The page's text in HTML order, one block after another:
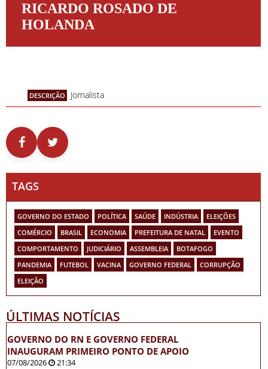
RICARDO ROSADO DE
HOLANDA
DESCRIÇÃO Jornalista
TAGS
GOVERNO DO ESTADO POLÍTICA SAÚDE INDÚSTRIA
ELEIÇÕES
COMÉRCIO
BRASIL ECONOMIA PREFEITURA DE NATAL
EVENTO
COMPORTAMENTO
JUDICIÁRIO ASSEMBLEIA
BOTAFOGO
PANDEMIA
FUTEBOL VACINA GOVERNO FEDERAL
CORRUPÇÃO
ELEIÇÃO
ÚLTIMAS NOTÍCIAS
GOVERNO DO RN E GOVERNO FEDERAL
INAUGURAM PRIMEIRO PONTO DE APOIO
07/08/2026 21:34